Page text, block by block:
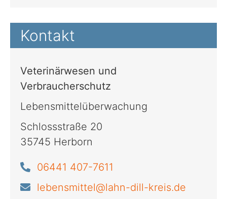
Kontakt
Veterinärwesen und
Verbraucherschutz
Lebensmittelüberwachung
Schlossstraße 20
35745 Herborn
06441 407-7611
lebensmittel@lahn-dill-kreis.de